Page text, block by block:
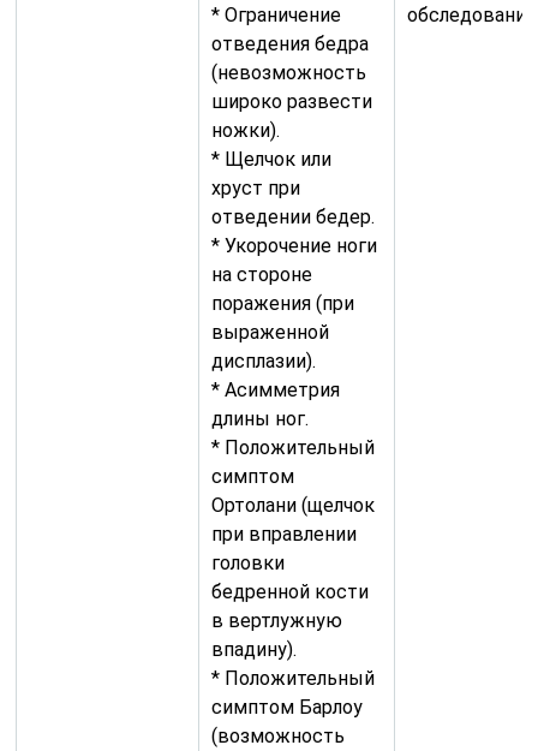
* Ограничение
отведения бедра
(невозможность
широко развести
ножки).
* Щелчок или
хруст при
отведении бедер.
* Укорочение ноги
на стороне
поражения (при
выраженной
дисплазии).
* Асимметрия
длины ног.
* Положительный
симптом
Ортолани (щелчок
при вправлении
головки
бедренной кости
в вертлужную
впадину).
* Положительный
симптом Барлоу
(возможность